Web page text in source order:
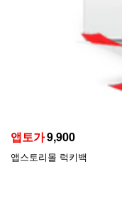
앱토가9,900
앱스토리몰 럭키백